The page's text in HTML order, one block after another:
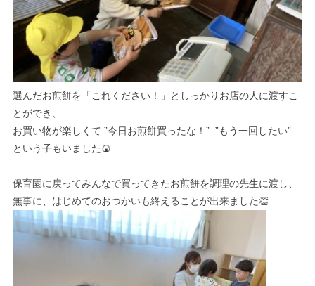
選んだお煎餅を「これください！」としっかりお店の人に渡すこ
とができ、
お買い物が楽しくて ”今日お煎餅買ったな！” ”もう一回したい”
という子もいました🍘
保育園に戻ってみんなで買ってきたお煎餅を調理の先生に渡し、
無事に、はじめてのおつかいも終えることが出来ました👏